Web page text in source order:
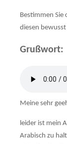
Bestimmen Sie
diesen
Grußwort:
Meine sehr
leider ist mein
Arabisch zu